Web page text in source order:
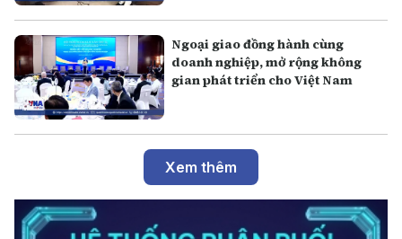
Ngoại giao đồng hành cùng
doanh nghiệp, mở rộng không
gian phát triển cho Việt Nam
Xem thêm